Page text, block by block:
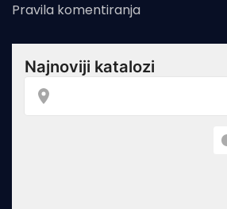
Pravila komentiranja